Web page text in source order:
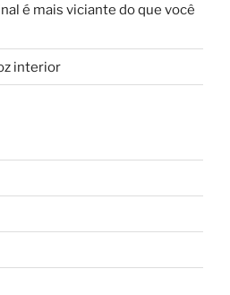
é mais viciante do que você
interior